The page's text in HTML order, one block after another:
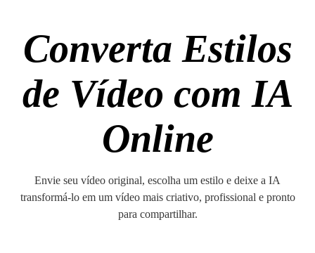
Converta Estilos
de Vídeo com IA
Online
Envie seu vídeo original, escolha um estilo e deixe a IA
transformá-lo em um vídeo mais criativo, profissional e pronto
para compartilhar.